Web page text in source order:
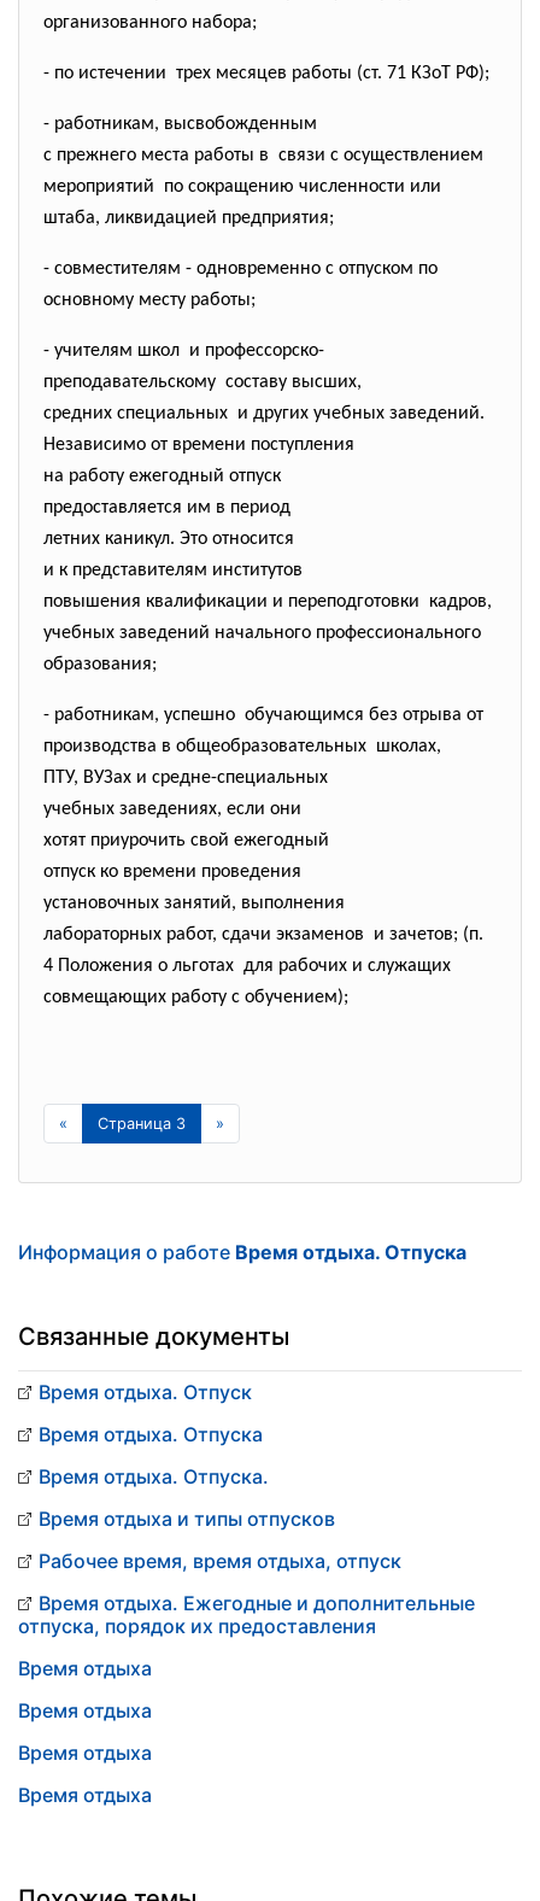
организованного набора;
- по истечении трех месяцев работы (ст. 71 КЗоТ РФ);
- работникам, высвобожденным
с прежнего места работы в связи с осуществлением
мероприятий по сокращению численности или
штаба, ликвидацией предприятия;
- совместителям - одновременно с отпуском по
основному месту работы;
- учителям школ и профессорско-
преподавательскому составу высших,
средних специальных и других учебных заведений.
Независимо от времени поступления
на работу ежегодный отпуск
предоставляется им в период
летних каникул. Это относится
и к представителям институтов
повышения квалификации и переподготовки кадров,
учебных заведений начального профессионального
образования;
- работникам, успешно обучающимся без отрыва от
производства в общеобразовательных школах,
ПТУ, ВУЗах и средне-специальных
учебных заведениях, если они
хотят приурочить свой ежегодный
отпуск ко времени проведения
установочных занятий, выполнения
лабораторных работ, сдачи экзаменов и зачетов; (п.
4 Положения о льготах для рабочих и служащих
совмещающих работу с обучением);
« Страница 3 »
Информация о работе Время отдыха. Отпуска
Связанные документы
Время отдыха. Отпуск
Время отдыха. Отпуска
Время отдыха. Отпуска.
Время отдыха и типы отпусков
Рабочее время, время отдыха, отпуск
Время отдыха. Ежегодные и дополнительные
отпуска, порядок их предоставления
Время отдыха
Время отдыха
Время отдыха
Время отдыха